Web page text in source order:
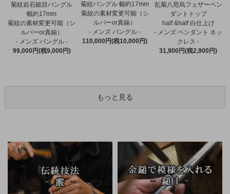
菊紋岩石鎚目バングル
幅約17mm
菊紋の素材変更可能（シ
ルバーor真鍮）
- メンズ バングル -
99,000円(税9,000円)
菊紋バングル 幅約17mm
菊紋の素材変更可能（シ
ルバーor真鍮）
- メンズ バングル -
110,000円(税10,000円)
乱菊八咫烏フェザーペン
ダントトップ
half &half 白仕上げ
- メンズ ペンダント ネッ
クレス -
31,900円(税2,900円)
もっと見る